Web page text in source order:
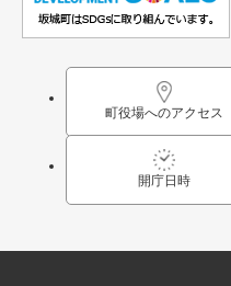
町役場へのアクセス
開庁日時